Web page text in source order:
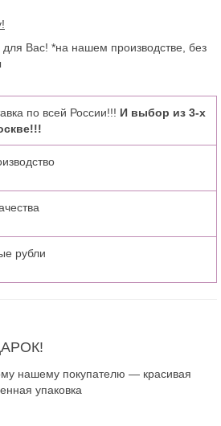
Вас! *на нашем производстве, без
по всей России!!! И выбор из 3-х
рубли
нашему покупателю — красивая
упаковка